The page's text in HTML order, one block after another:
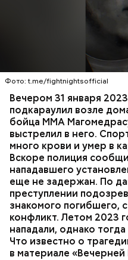
Фото: t.me/fightnightsofficial
Вечером 31 января
подкараулил возле
бойца ММА
выстрелил в него.
много крови и умер в
Вскоре полиция
нападавшего
еще не задержан. По
преступлении
знакомого погибшего,
конфликт. Летом 2023
нападали, однако
Что известно о
в материале
Вечером 31 января
тренировки. Во дворе
Гапцахской в
неизвестный. Он
Очевидцы трагедии
помощь, однако врачи
пострадавший умер по
СПОРТ
РЕСПУБЛИКА ДАГЕСТАН